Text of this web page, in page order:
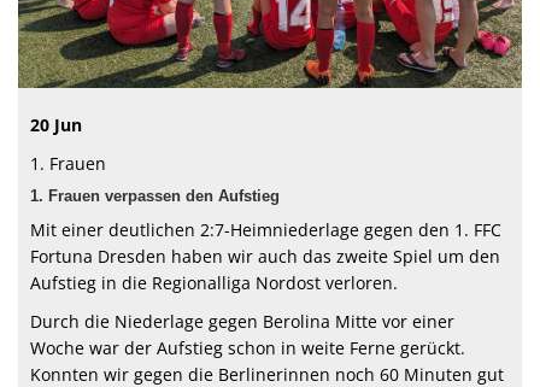
20 Jun
1. Frauen
1. Frauen verpassen den Aufstieg
Mit einer deutlichen 2:7-Heimniederlage gegen den 1. FFC
Fortuna Dresden haben wir auch das zweite Spiel um den
Aufstieg in die Regionalliga Nordost verloren.
Durch die Niederlage gegen Berolina Mitte vor einer
Woche war der Aufstieg schon in weite Ferne gerückt.
Konnten wir gegen die Berlinerinnen noch 60 Minuten gut